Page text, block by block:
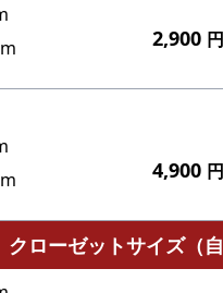
2,900
4,900
クローゼットサイズ（